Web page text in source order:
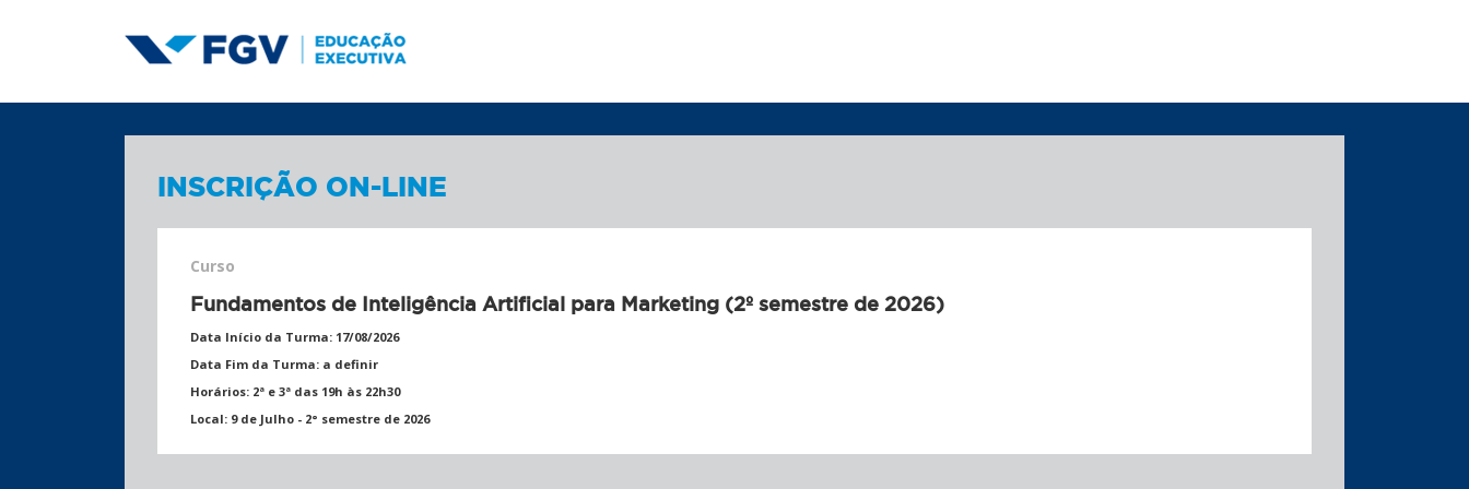
INSCRIÇÃO ON-LINE
Curso
Fundamentos de Inteligência Artificial para Marketing (2º semestre de 2026)
Data Início da Turma: 17/08/2026
Data Fim da Turma: a definir
Horários: 2ª e 3ª das 19h às 22h30
Local: 9 de Julho - 2° semestre de 2026